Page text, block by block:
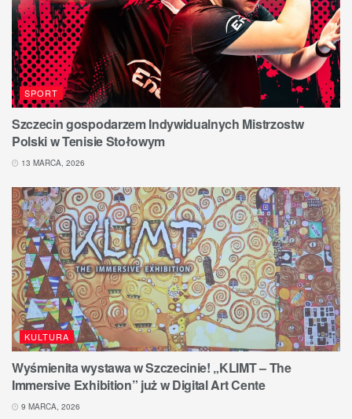
SPORT
Szczecin gospodarzem Indywidualnych Mistrzostw
Polski w Tenisie Stołowym
13 MARCA, 2026
KULTURA
Wyśmienita wystawa w Szczecinie! „KLIMT – The
Immersive Exhibition” już w Digital Art Cente
9 MARCA, 2026